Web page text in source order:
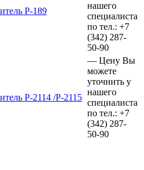
Р-189
нашего
специалиста
по тел.: +7
(342) 287-
50-90
Р-2114 /Р-2115
— Цену Вы
можете
уточнить у
нашего
специалиста
по тел.: +7
(342) 287-
50-90